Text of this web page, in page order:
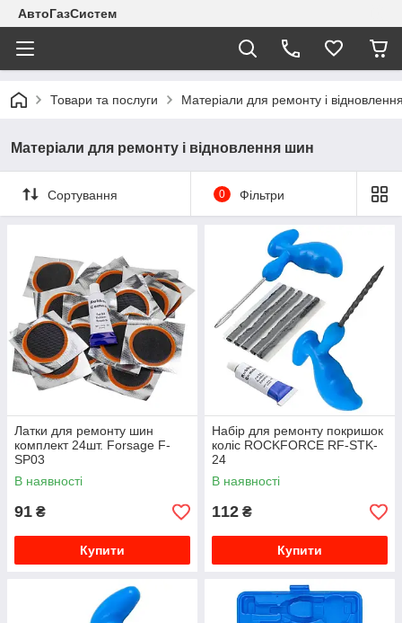
АвтоГазСистем
Товари та послуги Матеріали для ремонту і
Матеріали для ремонту і відновлення шин
Сортування 0 Фільтри
Латки для ремонту шин
комплект 24шт. Forsage F-
SP03
В наявності
91 ₴
Купити
Набір для ремонту покришок
коліс ROCKFORCE RF-STK-
24
В наявності
112 ₴
Купити